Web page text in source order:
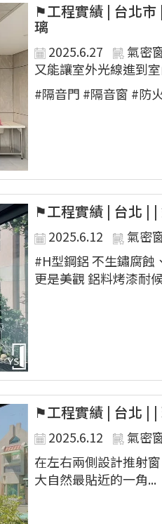
⚑工程實績 | 台北市
璃
2025.6.27 氣密
又能讓室外光線進到室
#隔音門 #隔音窗 #防
⚑工程實績 | 台北 |
2025.6.12
氣密
#H型鋼鋁 不生鏽腐蝕
更是美觀 鋁料烤漆耐
⚑工程實績 | 台北 | |
2025.6.12
氣密
在左右兩側設計推射
大自然最貼近的一角...